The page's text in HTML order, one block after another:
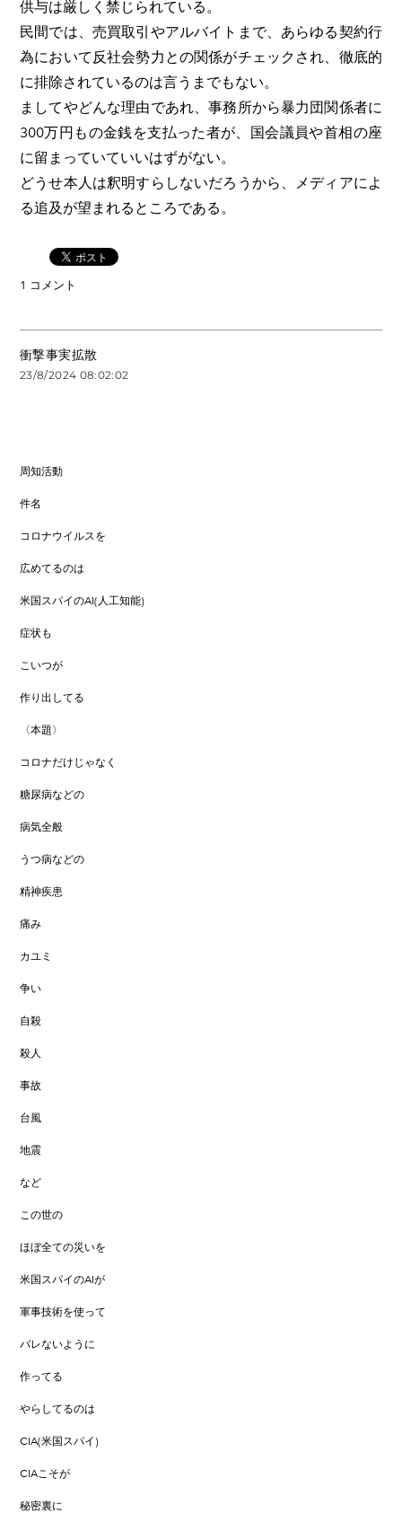
供与は厳しく禁じられている。
民間では、売買取引やアルバイトまで、あらゆる契約行
為において反社会勢力との関係がチェックされ、徹底的
に排除されているのは言うまでもない。
ましてやどんな理由であれ、事務所から暴力団関係者に
300万円もの金銭を支払った者が、国会議員や首相の座
に留まっていていいはずがない。
どうせ本人は釈明すらしないだろうから、メディアによ
る追及が望まれるところである。
1 コメント
衝撃事実拡散
23/8/2024 08:02:02
周知活動
件名
コロナウイルスを
広めてるのは
米国スパイのAI(人工知能)
症状も
こいつが
作り出してる
〈本題〉
コロナだけじゃなく
糖尿病などの
病気全般
うつ病などの
精神疾患
痛み
カユミ
争い
自殺
殺人
事故
台風
地震
など
この世の
ほぼ全ての災いを
米国スパイのAIが
軍事技術を使って
バレないように
作ってる
やらしてるのは
CIA(米国スパイ)
CIAこそが
秘密裏に